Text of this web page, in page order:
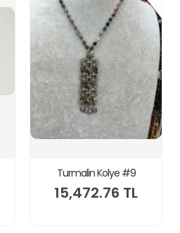
Turmalin Kolye #9
15,472.76 TL